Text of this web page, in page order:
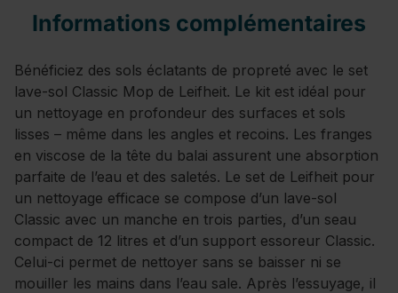
Informations complémentaires
Bénéficiez des sols éclatants de propreté avec le set
lave-sol Classic Mop de Leifheit. Le kit est idéal pour
un nettoyage en profondeur des surfaces et sols
lisses – même dans les angles et recoins. Les franges
en viscose de la tête du balai assurent une absorption
parfaite de l’eau et des saletés. Le set de Leifheit pour
un nettoyage efficace se compose d’un lave-sol
Classic avec un manche en trois parties, d’un seau
compact de 12 litres et d’un support essoreur Classic.
Celui-ci permet de nettoyer sans se baisser ni se
mouiller les mains dans l’eau sale. Après l’essuyage, il